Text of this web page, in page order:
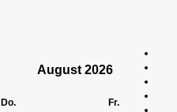
August 2026
Do. Fr.